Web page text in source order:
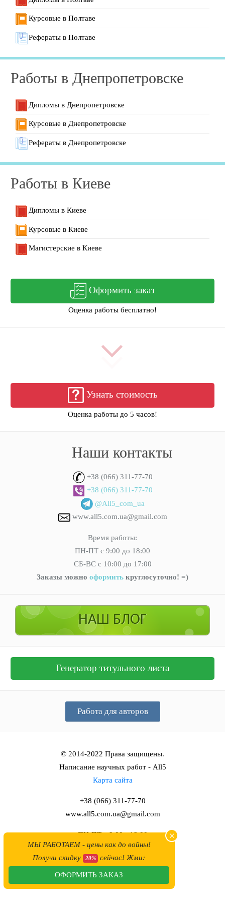
Курсовые в Полтаве
Рефераты в Полтаве
Работы в Днепропетровске
Дипломы в Днепропетровске
Курсовые в Днепропетровске
Рефераты в Днепропетровске
Работы в Киеве
Дипломы в Киеве
Курсовые в Киеве
Магистерские в Киеве
Оформить заказ
Оценка работы бесплатно!
Узнать стоимость
Оценка работы до 5 часов!
Наши контакты
+38 (066) 311-77-70
+38 (066) 311-77-70
@All5_com_ua
www.all5.com.ua@gmail.com
Время работы:
ПН-ПТ с 9:00 до 18:00
СБ-ВС с 10:00 до 17:00
Заказы можно оформить круглосуточно! =)
НАШ БЛОГ
Генератор титульного листа
Работа для авторов
© 2014-2022 Права защищены.
Написание научных работ - All5
Карта сайта
+38 (066) 311-77-70
www.all5.com.ua@gmail.com
ПН-ПТ с 9:00 - 18:00
СБ-ВС с 10:00 - 17:00
МЫ РАБОТАЕМ - цены как до войны!
Получи скидку 20% сейчас! Жми:
ОФОРМИТЬ ЗАКАЗ